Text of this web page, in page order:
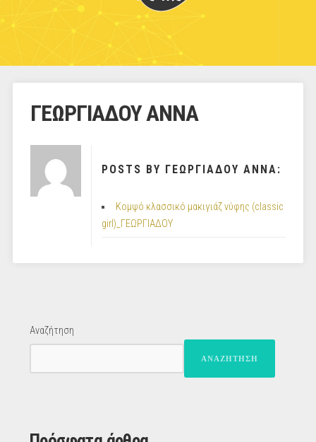
ΓΕΩΡΓΙΑΔΟΥ ΑΝΝΑ
POSTS BY ΓΕΩΡΓΙΑΔΟΥ ΑΝΝΑ:
Κομψό κλασσικό μακιγιάζ νύφης (classic
girl)_ΓΕΩΡΓΙΑΔΟΥ
Αναζήτηση
ΑΝΑΖΉΤΗΣΗ